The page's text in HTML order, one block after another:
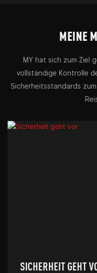
MEINE
MY hat sich zum Ziel
vollständige Kontrolle
Sicherheitsstandards
SICHERHEIT GEHT